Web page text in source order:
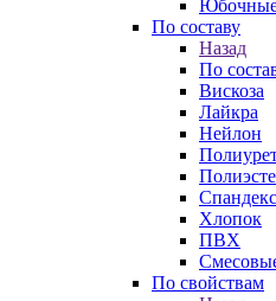
По составу
Назад
По
Вискоза
Лайкра
Нейлон
Спандекс
Хлопок
ПВХ
По свойствам